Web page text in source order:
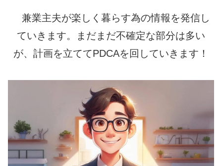
兼業主夫が楽しく暮らす為の情報を発信し
ていきます。まだまだ不確定な部分は多い
が、計画を立ててPDCAを回していきます！